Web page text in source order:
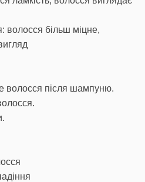
волосся більш міцне,
волосся після шампуню.